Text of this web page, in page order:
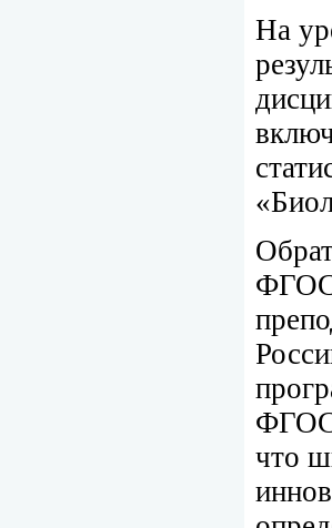
На
ФГОС
что